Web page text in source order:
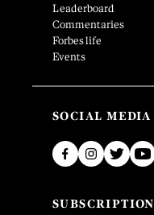
Leaderboard
Commentaries
Forbes life
Events
SOCIAL MEDIA
SUBSCRIPTION